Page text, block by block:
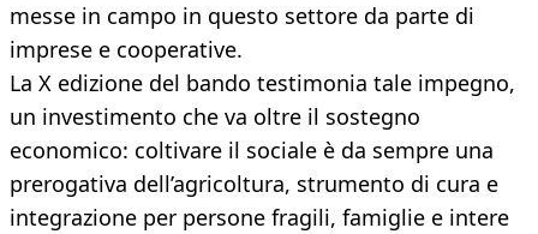
messe in campo in questo settore da parte di
imprese e cooperative.
La X edizione del bando testimonia tale impegno,
un investimento che va oltre il sostegno
economico: coltivare il sociale è da sempre una
prerogativa dell’agricoltura, strumento di cura e
integrazione per persone fragili, famiglie e intere